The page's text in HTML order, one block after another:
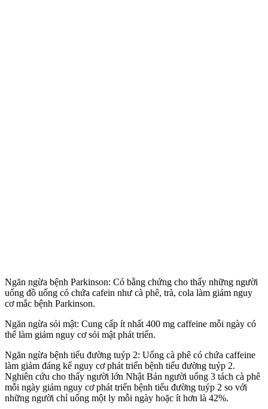
Ngăn ngừa bệnh Parkinson: Có bằng chứng cho thấy những người
uống đồ uống có chứa cafein như cà phê, trà, cola làm giảm nguy
cơ mắc bệnh Parkinson.
Ngăn ngừa sỏi mật: Cung cấp ít nhất 400 mg caffeine mỗi ngày có
thể làm giảm nguy cơ sỏi mật phát triển.
Ngăn ngừa bệnh tiểu đường tuýp 2: Uống cà phê có chứa caffeine
làm giảm đáng kể nguy cơ phát triển bệnh tiểu đường tuýp 2.
Nghiên cứu cho thấy người lớn Nhật Bản người uống 3 tách cà phê
mỗi ngày giảm nguy cơ phát triển bệnh tiểu đường tuýp 2 so với
những người chỉ uống một ly mỗi ngày hoặc ít hơn là 42%.